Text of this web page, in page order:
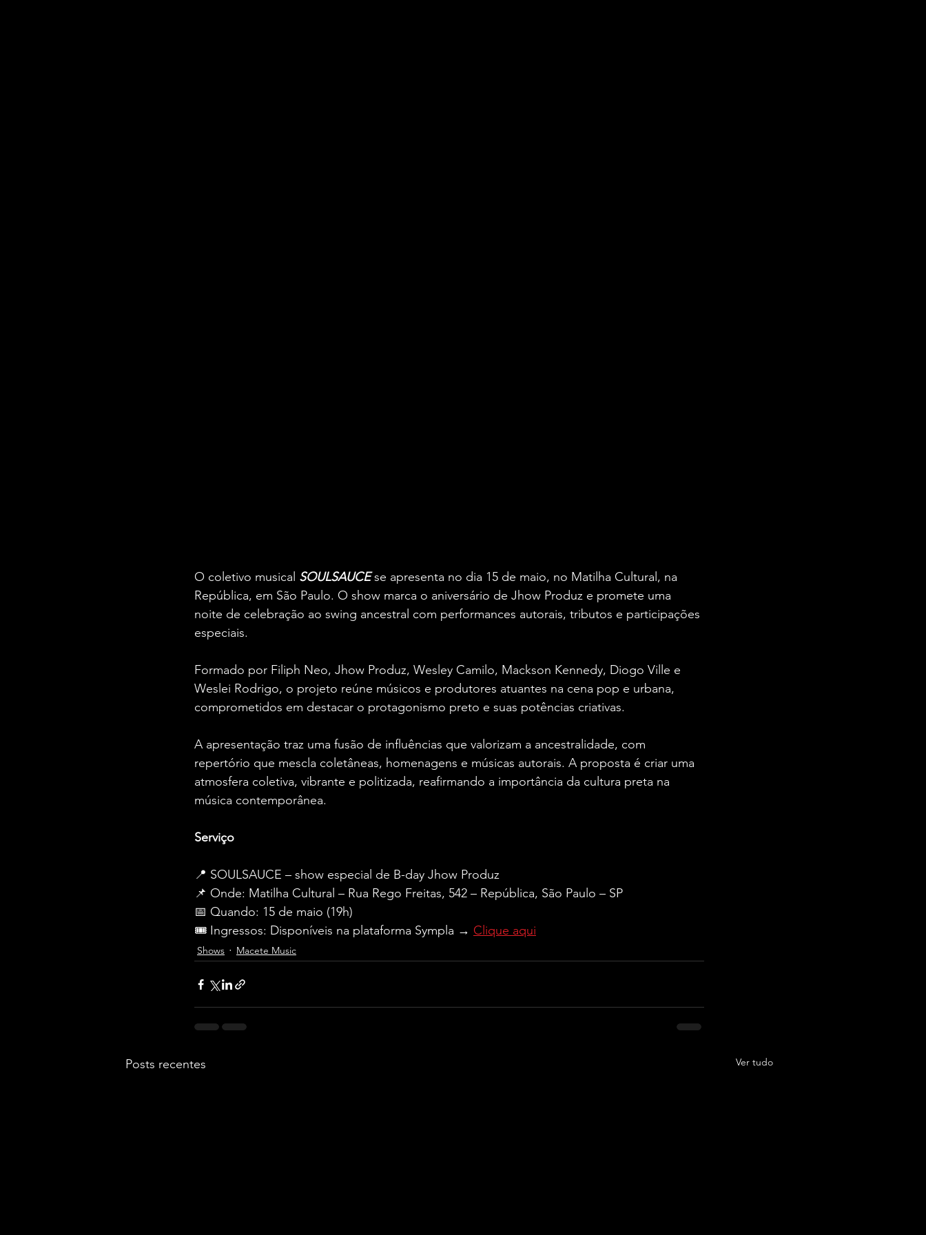
O coletivo musical SOULSAUCE se apresenta no dia 15 de maio, no Matilha Cultural, na
República, em São Paulo. O show marca o aniversário de Jhow Produz e promete uma
noite de celebração ao swing ancestral com performances autorais, tributos e participações
especiais.
Formado por Filiph Neo, Jhow Produz, Wesley Camilo, Mackson Kennedy, Diogo Ville e
Weslei Rodrigo, o projeto reúne músicos e produtores atuantes na cena pop e urbana,
comprometidos em destacar o protagonismo preto e suas potências criativas.
A apresentação traz uma fusão de influências que valorizam a ancestralidade, com
repertório que mescla coletâneas, homenagens e músicas autorais. A proposta é criar uma
atmosfera coletiva, vibrante e politizada, reafirmando a importância da cultura preta na
música contemporânea.
Serviço
📍 SOULSAUCE – show especial de B-day Jhow Produz
📌 Onde: Matilha Cultural – Rua Rego Freitas, 542 – República, São Paulo – SP
📅 Quando: 15 de maio (19h)
🎟️ Ingressos: Disponíveis na plataforma Sympla → Clique aqui
Shows Macete Music
Posts recentes Ver tudo